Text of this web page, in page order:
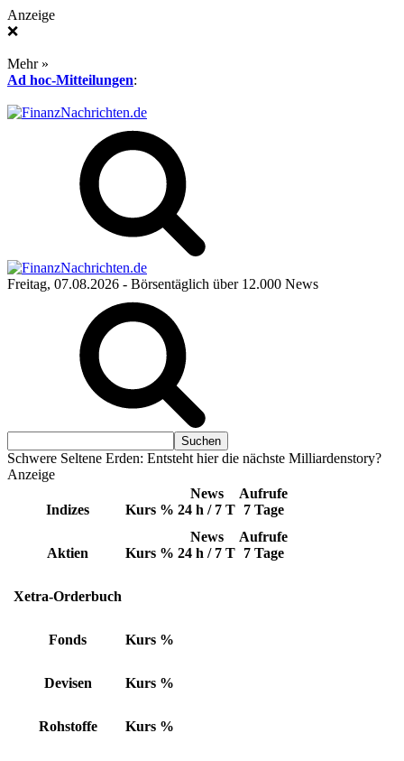
Anzeige
❌
Mehr »
Ad hoc-Mitteilungen:
Freitag, 07.08.2026 - Börsentäglich über 12.000 News
Schwere Seltene Erden: Entsteht hier die nächste Milliardenstory?
Anzeige
Indizes Kurs %
News
24 h / 7 T
Aufrufe
7 Tage
Aktien Kurs %
News
24 h / 7 T
Aufrufe
7 Tage
Xetra-Orderbuch
Fonds Kurs %
Devisen Kurs %
Rohstoffe Kurs %